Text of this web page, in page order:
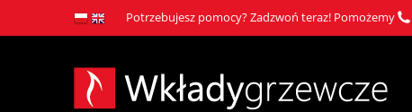
Potrzebujesz pomocy? Zadzwoń teraz! Pomożemy